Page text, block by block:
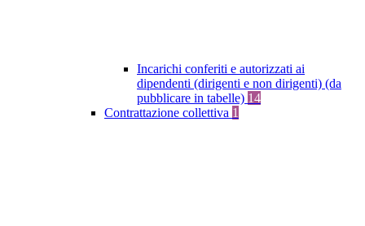
Incarichi conferiti e autorizzati ai
dipendenti (dirigenti e non dirigenti) (da
pubblicare in tabelle) 14
Contrattazione collettiva 1